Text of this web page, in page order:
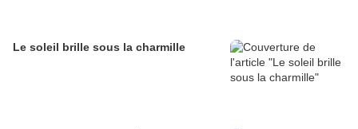
Le soleil brille sous la charmille